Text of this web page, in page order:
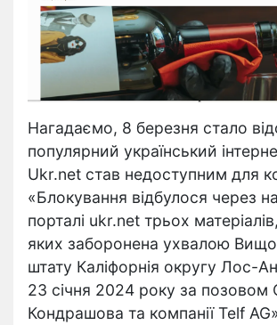
Нагадаємо, 8 березня стало
популярний український
Ukr.net став недоступним для
«Блокування відбулося через
порталі ukr.net трьох
яких заборонена ухвалою
штату Каліфорнія округу Лос-
23 січня 2024 року за позовом
Кондрашова та компанії Telf